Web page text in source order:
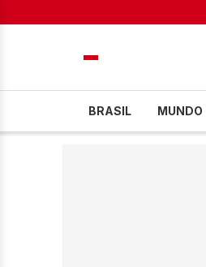
BRASIL MUNDO